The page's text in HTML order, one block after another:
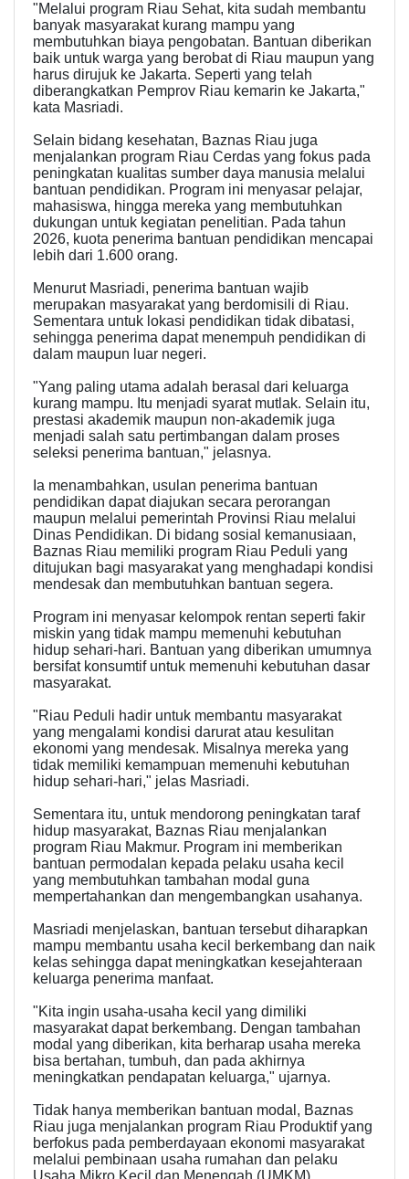
"Melalui program Riau Sehat, kita sudah membantu
banyak masyarakat kurang mampu yang
membutuhkan biaya pengobatan. Bantuan diberikan
baik untuk warga yang berobat di Riau maupun yang
harus dirujuk ke Jakarta. Seperti yang telah
diberangkatkan Pemprov Riau kemarin ke Jakarta,"
kata Masriadi.
Selain bidang kesehatan, Baznas Riau juga
menjalankan program Riau Cerdas yang fokus pada
peningkatan kualitas sumber daya manusia melalui
bantuan pendidikan. Program ini menyasar pelajar,
mahasiswa, hingga mereka yang membutuhkan
dukungan untuk kegiatan penelitian. Pada tahun
2026, kuota penerima bantuan pendidikan mencapai
lebih dari 1.600 orang.
Menurut Masriadi, penerima bantuan wajib
merupakan masyarakat yang berdomisili di Riau.
Sementara untuk lokasi pendidikan tidak dibatasi,
sehingga penerima dapat menempuh pendidikan di
dalam maupun luar negeri.
"Yang paling utama adalah berasal dari keluarga
kurang mampu. Itu menjadi syarat mutlak. Selain itu,
prestasi akademik maupun non-akademik juga
menjadi salah satu pertimbangan dalam proses
seleksi penerima bantuan," jelasnya.
Ia menambahkan, usulan penerima bantuan
pendidikan dapat diajukan secara perorangan
maupun melalui pemerintah Provinsi Riau melalui
Dinas Pendidikan. Di bidang sosial kemanusiaan,
Baznas Riau memiliki program Riau Peduli yang
ditujukan bagi masyarakat yang menghadapi kondisi
mendesak dan membutuhkan bantuan segera.
Program ini menyasar kelompok rentan seperti fakir
miskin yang tidak mampu memenuhi kebutuhan
hidup sehari-hari. Bantuan yang diberikan umumnya
bersifat konsumtif untuk memenuhi kebutuhan dasar
masyarakat.
"Riau Peduli hadir untuk membantu masyarakat
yang mengalami kondisi darurat atau kesulitan
ekonomi yang mendesak. Misalnya mereka yang
tidak memiliki kemampuan memenuhi kebutuhan
hidup sehari-hari," jelas Masriadi.
Sementara itu, untuk mendorong peningkatan taraf
hidup masyarakat, Baznas Riau menjalankan
program Riau Makmur. Program ini memberikan
bantuan permodalan kepada pelaku usaha kecil
yang membutuhkan tambahan modal guna
mempertahankan dan mengembangkan usahanya.
Masriadi menjelaskan, bantuan tersebut diharapkan
mampu membantu usaha kecil berkembang dan naik
kelas sehingga dapat meningkatkan kesejahteraan
keluarga penerima manfaat.
"Kita ingin usaha-usaha kecil yang dimiliki
masyarakat dapat berkembang. Dengan tambahan
modal yang diberikan, kita berharap usaha mereka
bisa bertahan, tumbuh, dan pada akhirnya
meningkatkan pendapatan keluarga," ujarnya.
Tidak hanya memberikan bantuan modal, Baznas
Riau juga menjalankan program Riau Produktif yang
berfokus pada pemberdayaan ekonomi masyarakat
melalui pembinaan usaha rumahan dan pelaku